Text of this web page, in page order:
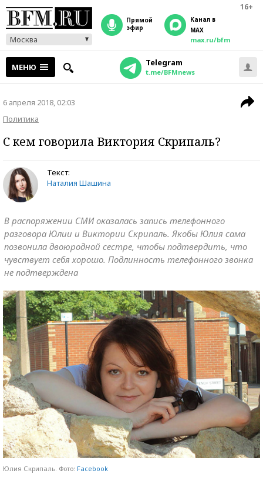
16+
Москва
прямой
эфир
Канал в
MAX
max.ru/bfm
МЕНЮ Telegram
t.me/BFMnews
6 апреля 2018, 02:03
Политика
С кем говорила Виктория Скрипаль?
Текст:
Наталия Шашина
В распоряжении СМИ оказалась запись телефонного
разговора Юлии и Виктории Скрипаль. Якобы Юлия сама
позвонила двоюродной сестре, чтобы подтвердить, что
чувствует себя хорошо. Подлинность телефонного звонка
не подтверждена
Юлия Скрипаль. Фото: Facebook